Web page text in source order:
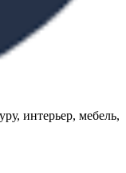
интерьер, мебель,